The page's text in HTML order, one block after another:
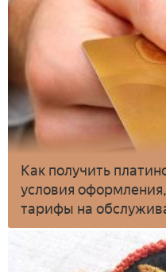
Как получить
условия
тарифы на